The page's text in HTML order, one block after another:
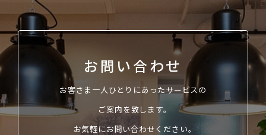
お問い合わせ
お客さま一人ひとりにあったサービスの
ご案内を致します。
お気軽にお問い合わせください。